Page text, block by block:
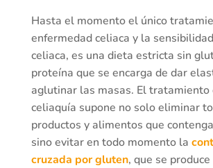
Hasta el momento el único
enfermedad celiaca y la
celiaca, es una dieta estricta sin
proteína que se encarga de dar
aglutinar las masas. El tratamiento
celiaquía supone no solo eliminar
productos y alimentos que
sino evitar en todo momento la
cruzada por gluten, que se